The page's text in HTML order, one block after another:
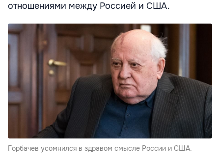
отношениями между Россией и США.
Горбачев усомнился в здравом смысле России и США.